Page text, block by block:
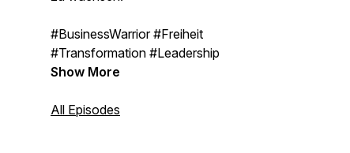
#BusinessWarrior #Freiheit
#Transformation #Leadership
Show More
All Episodes